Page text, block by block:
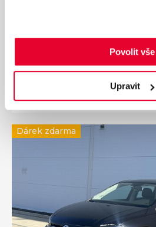
Povolit vše
Upravit
166 579 km
77
Přidat k porovnání
Dárek zdarma